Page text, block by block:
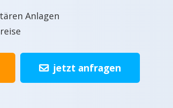
Anlagen
jetzt anfragen